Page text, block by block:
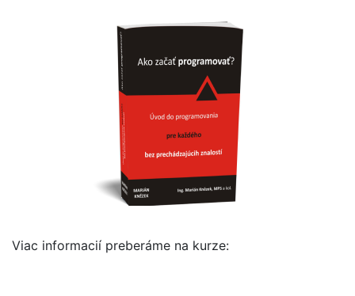
Viac informacií preberáme na kurze: